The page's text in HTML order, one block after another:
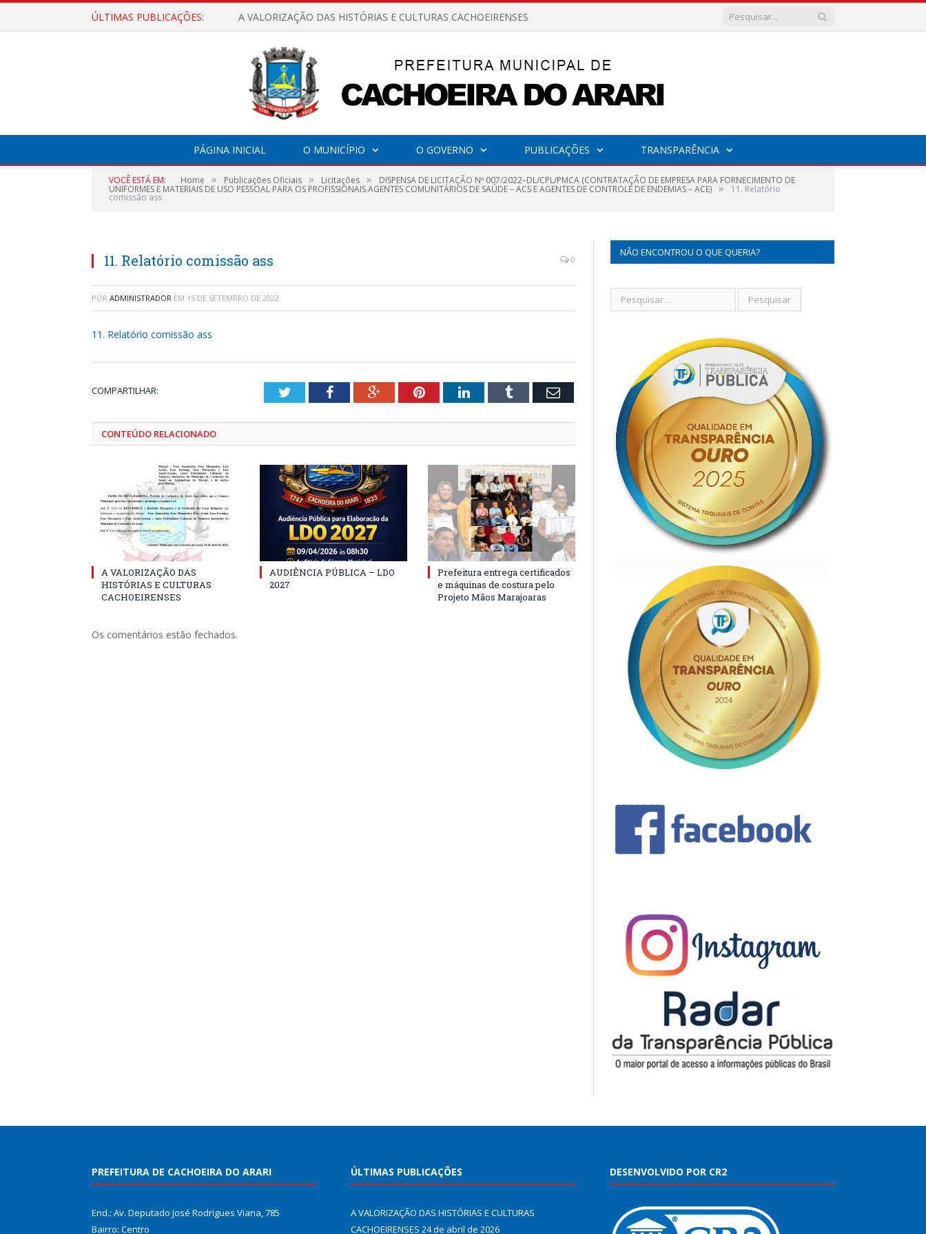
ÚLTIMAS PUBLICAÇÕES: A VALORIZAÇÃO DAS HISTÓRIAS E CULTURAS CACHOEIRENSES
PÁGINA INICIAL O MUNICÍPIO O GOVERNO PUBLICAÇÕES TRANSPARÊNCIA
VOCÊ ESTÁ EM: Home » Publicações Oficiais » Licitações » DISPENSA DE LICITAÇÃO Nº 007/2022–DL/CPL/PMCA (CONTRATAÇÃO DE EMPRESA PARA FORNECIMENTO DE
UNIFORMES E MATERIAIS DE USO PESSOAL PARA OS PROFISSIONAIS AGENTES COMUNITÁRIOS DE SAÚDE – ACS E AGENTES DE CONTROLE DE ENDEMIAS – ACE) » 11. Relatório
comissão ass
11. Relatório comissão ass 0
POR ADMINISTRADOR EM 15 DE SETEMBRO DE 2022
11. Relatório comissão ass
COMPARTILHAR: TwitterFacebookGoogle+PinterestLinkedInTumblr Email
CONTEÚDO RELACIONADO
A VALORIZAÇÃO DAS
HISTÓRIAS E CULTURAS
CACHOEIRENSES
AUDIÊNCIA PÚBLICA – LDO
2027
Prefeitura entrega certificados
e máquinas de costura pelo
Projeto Mãos Marajoaras
Os comentários estão fechados.
NÃO ENCONTROU O QUE QUERIA?
PREFEITURA DE CACHOEIRA DO ARARI
End.: Av. Deputado José Rodrigues Viana, 785
Bairro: Centro
ÚLTIMAS PUBLICAÇÕES
A VALORIZAÇÃO DAS HISTÓRIAS E CULTURAS
CACHOEIRENSES 24 de abril de 2026
DESENVOLVIDO POR CR2